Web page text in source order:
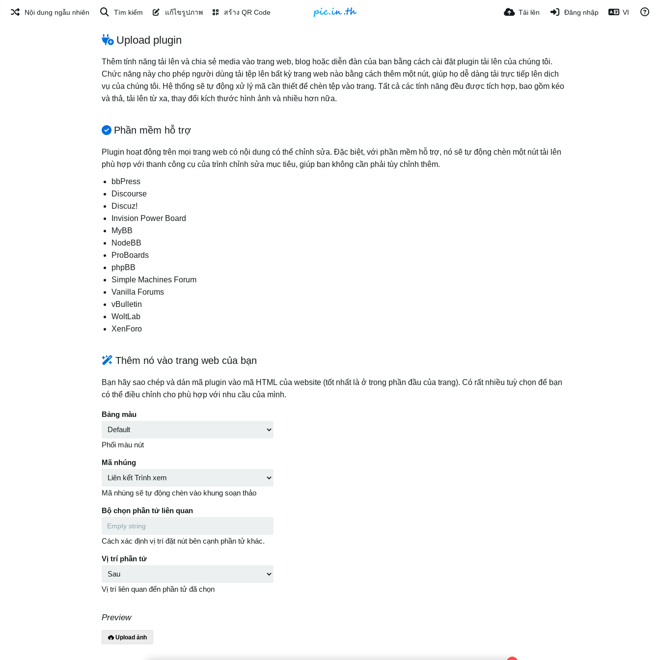
Nội dung ngẫu nhiên Tìm kiếm แก้ไขรูปภาพ สร้าง QR Code Tải lên Đăng nhập VI
Upload plugin
Thêm tính năng tải lên và chia sẻ media vào trang web, blog hoặc diễn đàn của bạn bằng cách cài đặt plugin tải lên của chúng tôi.
Chức năng này cho phép người dùng tải tệp lên bất kỳ trang web nào bằng cách thêm một nút, giúp họ dễ dàng tải trực tiếp lên dịch
vụ của chúng tôi. Hệ thống sẽ tự động xử lý mã cần thiết để chèn tệp vào trang. Tất cả các tính năng đều được tích hợp, bao gồm kéo
và thả, tải lên từ xa, thay đổi kích thước hình ảnh và nhiều hơn nữa.
Phần mềm hỗ trợ
Plugin hoạt động trên mọi trang web có nội dung có thể chỉnh sửa. Đặc biệt, với phần mềm hỗ trợ, nó sẽ tự động chèn một nút tải lên
phù hợp với thanh công cụ của trình chỉnh sửa mục tiêu, giúp bạn không cần phải tùy chỉnh thêm.
bbPress
Discourse
Discuz!
Invision Power Board
MyBB
NodeBB
ProBoards
phpBB
Simple Machines Forum
Vanilla Forums
vBulletin
WoltLab
XenForo
Thêm nó vào trang web của bạn
Bạn hãy sao chép và dán mã plugin vào mã HTML của website (tốt nhất là ở trong phần đầu của trang). Có rất nhiều tuỳ chọn để bạn
có thể điều chỉnh cho phù hợp với nhu cầu của mình.
Bảng màu
Phối màu nút
Mã nhúng
Mã nhúng sẽ tự động chèn vào khung soạn thảo
Bộ chọn phần tử liên quan
Cách xác định vị trí đặt nút bên cạnh phần tử khác.
Vị trí phần tử
Vị trí liên quan đến phần tử đã chọn
Preview
Upload ảnh